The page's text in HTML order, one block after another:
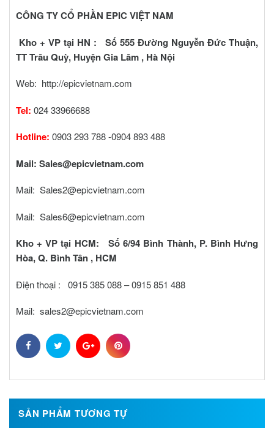
CÔNG TY CỔ PHẦN EPIC VIỆT NAM
Kho + VP tại HN : Số 555 Đường Nguyễn Đức Thuận,
TT Trâu Quỳ, Huyện Gia Lâm , Hà Nội
Web: http://epicvietnam.com
Tel: 024 33966688
Hotline: 0903 293 788 -0904 893 488
Mail: Sales@epicvietnam.com
Mail: Sales2@epicvietnam.com
Mail: Sales6@epicvietnam.com
Kho + VP tại HCM: Số 6/94 Bình Thành, P. Bình Hưng
Hòa, Q. Bình Tân , HCM
Điện thoại : 0915 385 088 – 0915 851 488
Mail: sales2@epicvietnam.com
SẢN PHẨM TƯƠNG TỰ